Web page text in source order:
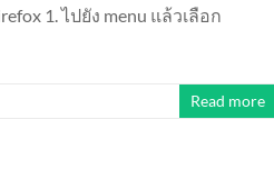
1. ไปยัง menu แล้วเลือก
Read more